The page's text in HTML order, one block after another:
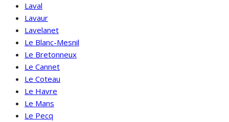
Laval
Lavaur
Lavelanet
Le Blanc-Mesnil
Le Bretonneux
Le Cannet
Le Coteau
Le Havre
Le Mans
Le Pecq